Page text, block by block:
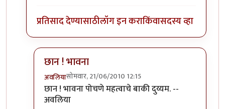
प्रतिसाद देण्यासाठीलॉग इन कराकिंवासदस्य व्हा
छान ! भावना
अवलियासोमवार, 21/06/2010 12:15
In reply toकोणासाठीbyशानबा५१२
छान ! भावना पोचणे महत्वाचे बाकी दुय्यम. --
अवलिया